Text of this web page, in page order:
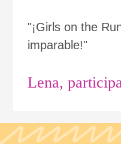
"¡Girls on the
imparable!"
Lena,